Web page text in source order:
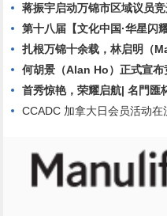
蒋振宇启动万锦市区域议员
第十八届【文化中国·华星闪
扎根万锦十余载，林启明（
何胡景（Alan Ho）正式宣
首秀惊艳，荣耀启航| 名門匯
CCADC 加拿大日会员活动